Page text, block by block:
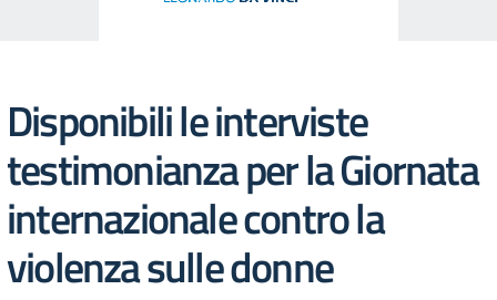
Disponibili le interviste
testimonianza per la Giornata
internazionale contro la
violenza sulle donne